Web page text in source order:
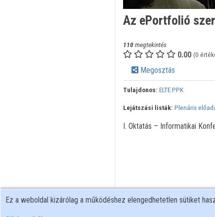
Az ePortfolió
110megtekintés
0.00 (0
Megosztás
Tulajdonos: ELTE PPK
Lejátszási listák: Plenáris
I. Oktatás – Informatikai
Ez a weboldal kizárólag a működéshez elengedhetetlen sütiket